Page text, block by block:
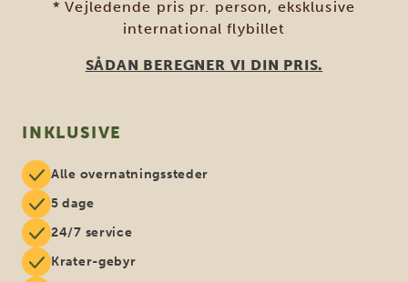
* Vejledende pris pr. person, eksklusive
international flybillet
SÅDAN BEREGNER VI DIN PRIS.
INKLUSIVE
Alle overnatningssteder
5 dage
24/7 service
Krater-gebyr